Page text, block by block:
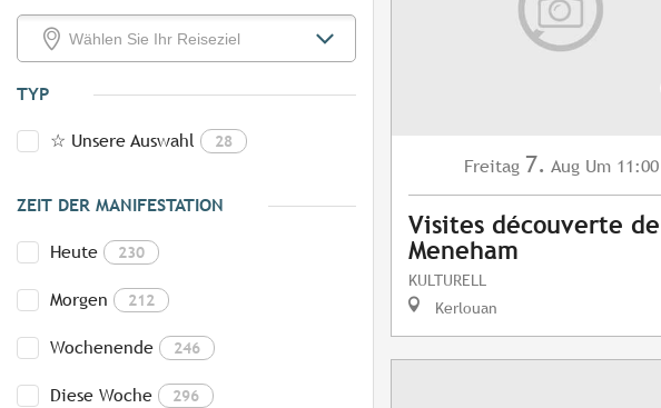
TYP
☆ Unsere Auswahl 28
ZEIT DER MANIFESTATION
Heute 230
Morgen 212
Wochenende 246
Diese Woche 296
Freitag 7. Aug Um 11:00
Visites découverte de
Meneham
KULTURELL
Kerlouan